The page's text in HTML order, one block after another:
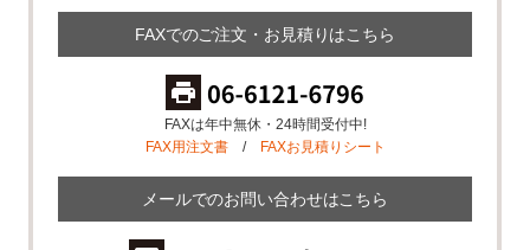
FAXでのご注文・お見積りはこちら
FAXは年中無休・24時間受付中!
FAX用注文書/ FAXお見積りシート
メールでのお問い合わせはこちら